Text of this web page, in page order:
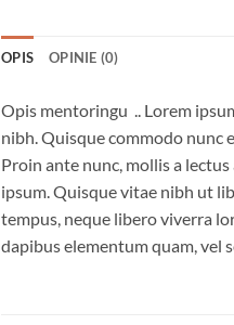
OPIS OPINIE (0)
Opis mentoringu .. Lorem
nibh. Quisque commodo nunc
Proin ante nunc, mollis a
ipsum. Quisque vitae nibh ut
tempus, neque libero viverra
dapibus elementum quam, vel